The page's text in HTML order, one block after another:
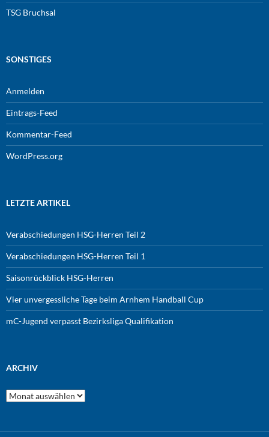
TSG Bruchsal
SONSTIGES
Anmelden
Eintrags-Feed
Kommentar-Feed
WordPress.org
LETZTE ARTIKEL
Verabschiedungen HSG-Herren Teil 2
Verabschiedungen HSG-Herren Teil 1
Saisonrückblick HSG-Herren
Vier unvergessliche Tage beim Arnhem Handball Cup
mC-Jugend verpasst Bezirksliga Qualifikation
ARCHIV
Archiv